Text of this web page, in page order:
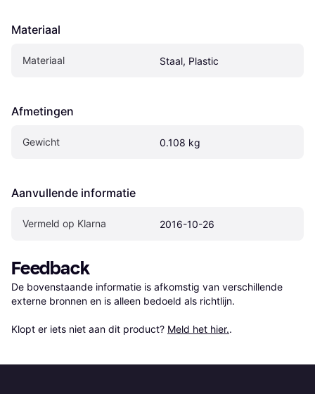
Materiaal
Materiaal Staal, Plastic
Afmetingen
Gewicht 0.108 kg
Aanvullende informatie
Vermeld op Klarna 2016-10-26
Feedback
De bovenstaande informatie is afkomstig van verschillende
externe bronnen en is alleen bedoeld als richtlijn.
Klopt er iets niet aan dit product? Meld het hier..